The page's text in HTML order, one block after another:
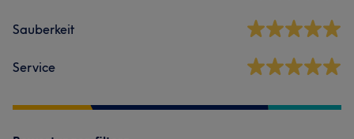
Sauberkeit
Service